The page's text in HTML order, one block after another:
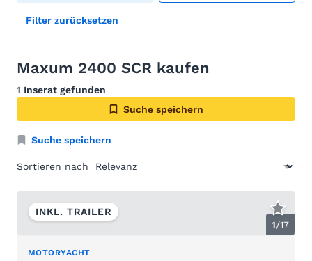
Filter zurücksetzen
Maxum 2400 SCR kaufen
1 Inserat gefunden
Suche speichern
Suche speichern
Sortieren nach
1/17
INKL. TRAILER
MOTORYACHT